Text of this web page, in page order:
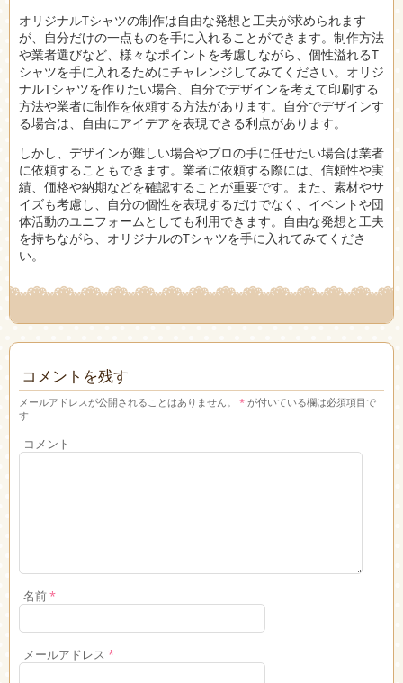
オリジナルTシャツの制作は自由な発想と工夫が求められます
が、自分だけの一点ものを手に入れることができます。制作方法
や業者選びなど、様々なポイントを考慮しながら、個性溢れるT
シャツを手に入れるためにチャレンジしてみてください。オリジ
ナルTシャツを作りたい場合、自分でデザインを考えて印刷する
方法や業者に制作を依頼する方法があります。自分でデザインす
る場合は、自由にアイデアを表現できる利点があります。
しかし、デザインが難しい場合やプロの手に任せたい場合は業者
に依頼することもできます。業者に依頼する際には、信頼性や実
績、価格や納期などを確認することが重要です。また、素材やサ
イズも考慮し、自分の個性を表現するだけでなく、イベントや団
体活動のユニフォームとしても利用できます。自由な発想と工夫
を持ちながら、オリジナルのTシャツを手に入れてみてくださ
い。
コメントを残す
メールアドレスが公開されることはありません。 * が付いている欄は必須項目で
す
コメント
名前*
メールアドレス *